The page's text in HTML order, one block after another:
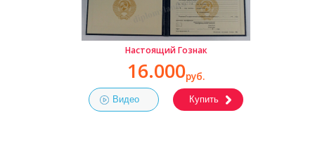
Настоящий Гознак
16.000руб.
Видео Купить